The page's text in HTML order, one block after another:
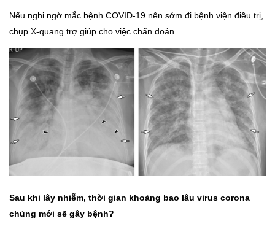
Nếu nghi ngờ mắc bệnh COVID-19 nên sớm đi bệnh viện điều trị,
chụp X-quang trợ giúp cho việc chẩn đoán.
Sau khi lây nhiễm, thời gian khoảng bao lâu virus corona
chủng mới sẽ gây bệnh?